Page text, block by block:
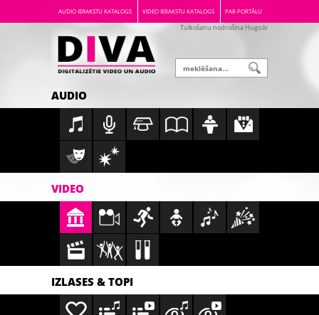
AUDIO IERAKSTU KATALOGS VIDEO IERAKSTU KATALOGS PAR PORTĀLU
Tulkošanu nodrošina Hugo.lv
AUDIO
VIDEO
IZLASES & TOPI